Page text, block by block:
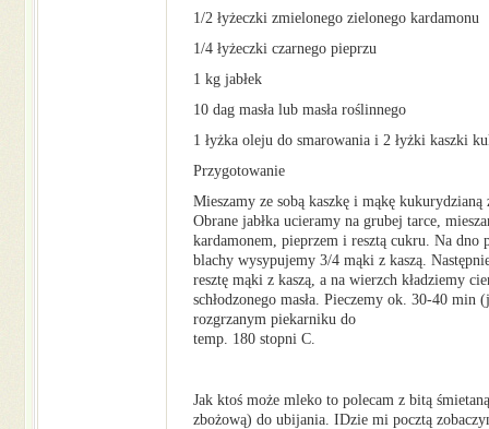
1/2 łyżeczki zmielonego zielonego kardamonu
1/4 łyżeczki czarnego pieprzu
1 kg jabłek
10 dag masła lub masła roślinnego
1 łyżka oleju do smarowania i 2 łyżki kaszki
Przygotowanie
Mieszamy ze sobą kaszkę i mąkę
Obrane jabłka ucieramy na grubej tarce,
kardamonem, pieprzem i resztą cukru. Na dno
blachy wysypujemy 3/4 mąki z kaszą.
resztę mąki z kaszą, a na wierzch kładziemy
schłodzonego masła. Pieczemy ok. 30-40
rozgrzanym piekarniku do
temp. 180 stopni C.
Jak ktoś może mleko to polecam z bitą
zbożową) do ubijania. IDzie mi pocztą